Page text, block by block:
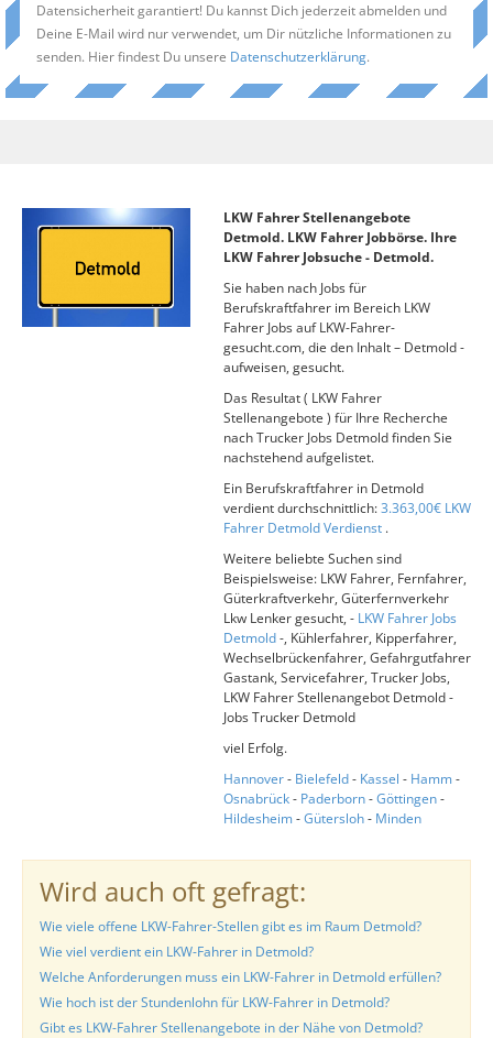
Datensicherheit garantiert! Du kannst Dich jederzeit abmelden und
Deine E-Mail wird nur verwendet, um Dir nützliche Informationen zu
senden. Hier findest Du unsere Datenschutzerklärung.
LKW Fahrer Stellenangebote
Detmold. LKW Fahrer Jobbörse. Ihre
LKW Fahrer Jobsuche - Detmold.
Sie haben nach Jobs für
Berufskraftfahrer im Bereich LKW
Fahrer Jobs auf LKW-Fahrer-
gesucht.com, die den Inhalt – Detmold -
aufweisen, gesucht.
Das Resultat ( LKW Fahrer
Stellenangebote ) für Ihre Recherche
nach Trucker Jobs Detmold finden Sie
nachstehend aufgelistet.
Ein Berufskraftfahrer in Detmold
verdient durchschnittlich:3.363,00€ LKW
Fahrer Detmold Verdienst .
Weitere beliebte Suchen sind
Beispielsweise: LKW Fahrer, Fernfahrer,
Güterkraftverkehr, Güterfernverkehr
Lkw Lenker gesucht, - LKW Fahrer Jobs
Detmold-, Kühlerfahrer, Kipperfahrer,
Wechselbrückenfahrer, Gefahrgutfahrer
Gastank, Servicefahrer, Trucker Jobs,
LKW Fahrer Stellenangebot Detmold -
Jobs Trucker Detmold
viel Erfolg.
Hannover- Bielefeld- Kassel - Hamm-
Osnabrück- Paderborn-Göttingen-
Hildesheim-Gütersloh- Minden
Wird auch oft gefragt:
Wie viele offene LKW-Fahrer-Stellen gibt es im Raum Detmold?
Wie viel verdient ein LKW-Fahrer in Detmold?
Welche Anforderungen muss ein LKW-Fahrer in Detmold erfüllen?
Wie hoch ist der Stundenlohn für LKW-Fahrer in Detmold?
Gibt es LKW-Fahrer Stellenangebote in der Nähe von Detmold?